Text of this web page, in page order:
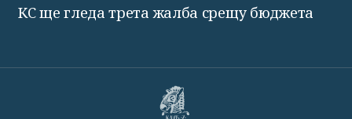
КС ще гледа трета жалба срещу бюджета